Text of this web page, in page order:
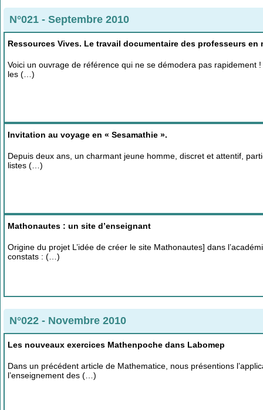
N°021 - Septembre 2010
Ressources Vives. Le travail documentaire des professeurs en
Voici un ouvrage de référence qui ne se démodera pas
les (…)
Invitation au voyage en « Sesamathie ».
Depuis deux ans, un charmant jeune homme, discret et attentif,
listes (…)
Mathonautes : un site d’enseignant
Origine du projet L’idée de créer le site Mathonautes] dans
constats : (…)
N°022 - Novembre 2010
Les nouveaux exercices Mathenpoche dans Labomep
Dans un précédent article de Mathematice, nous présentions
l’enseignement des (…)